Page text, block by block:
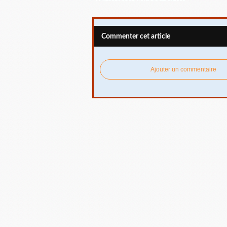
Commenter cet article
Ajouter un commentaire